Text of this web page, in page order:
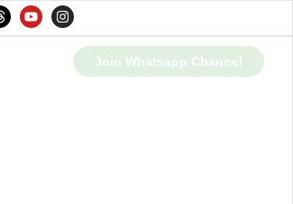
Join Whatsapp Channel